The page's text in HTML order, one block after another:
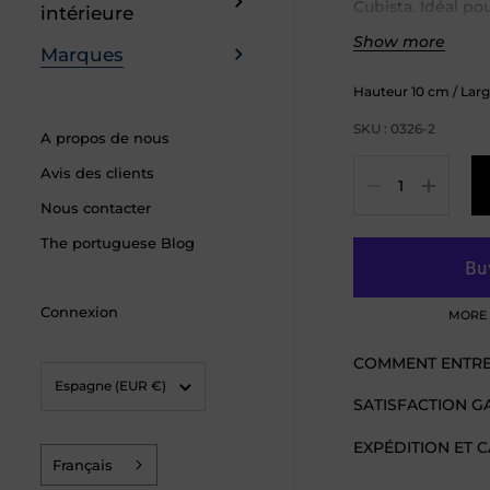
intérieure
Marques
A propos de nous
Avis des clients
Nous contacter
The portuguese Blog
Connexion
Espagne (EUR €)
Français
Cubista. Idéal
fruits, ou
décoration, ce
incontournable
artisans locaux,
unique en son
rustique et son
Show more
Hauteur 10 cm /
SKU : 0326-2
MORE
COMMENT
SATISFACTION
EXPÉDITION ET